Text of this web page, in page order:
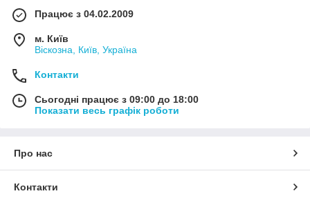
Працює з 04.02.2009
м. Київ
Віскозна, Київ, Україна
Контакти
Сьогодні працює з 09:00 до 18:00
Показати весь графік роботи
Про нас
Контакти